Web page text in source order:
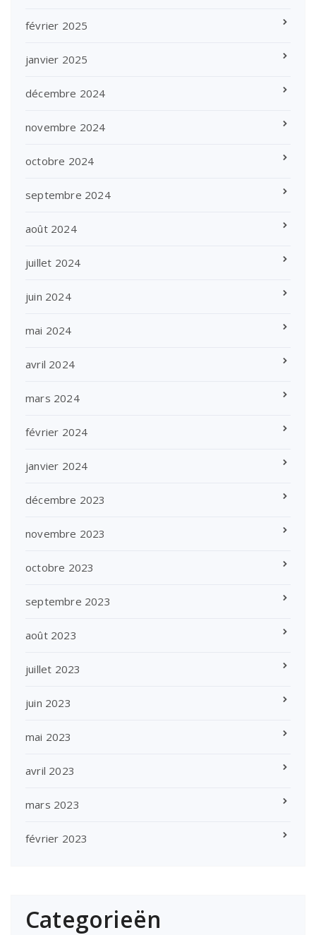
février 2025
janvier 2025
décembre 2024
novembre 2024
octobre 2024
septembre 2024
août 2024
juillet 2024
juin 2024
mai 2024
avril 2024
mars 2024
février 2024
janvier 2024
décembre 2023
novembre 2023
octobre 2023
septembre 2023
août 2023
juillet 2023
juin 2023
mai 2023
avril 2023
mars 2023
février 2023
Categorieën